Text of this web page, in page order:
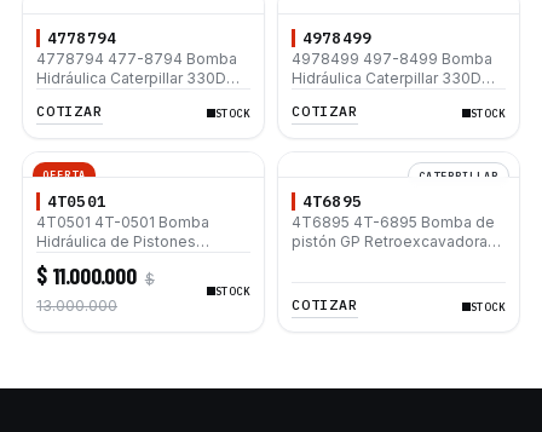
4778794
4778794 477-8794 Bomba
Hidráulica Caterpillar 330D
336D2 L
COTIZAR STOCK
4978499
4978499 497-8499 Bomba
Hidráulica Caterpillar 330D
336D2 L
COTIZAR STOCK
OFERTA
4T0501
4T0501 4T-0501 Bomba
Hidráulica de Pistones
Axiales para Motoniveladora
Caterpillar 120G
$ 11.000.000 $
13.000.000
STOCK
CATERPILLAR
4T6895
4T6895 4T-6895 Bomba de
pistón GP Retroexcavadora
COTIZAR STOCK